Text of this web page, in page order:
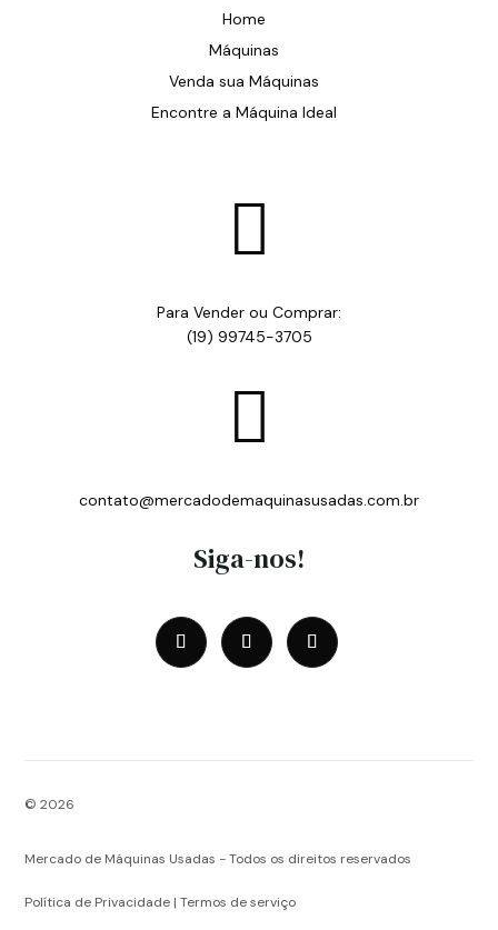
Home
Máquinas
Venda sua Máquinas
Encontre a Máquina Ideal

Para Vender ou Comprar:
(19) 99745-3705

contato@mercadodemaquinasusadas.com.br
Siga-nos!
© 2026
Mercado de Máquinas Usadas - Todos os direitos reservados
Política de Privacidade | Termos de serviço